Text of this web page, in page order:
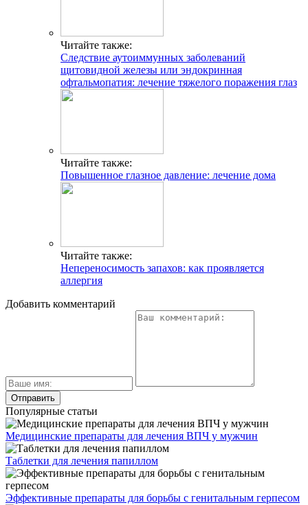
Читайте также:
Следствие аутоиммунных заболеваний
щитовидной железы или эндокринная
офтальмопатия: лечение тяжелого поражения глаз
Читайте также:
Повышенное глазное давление: лечение дома
Читайте также:
Непереносимость запахов: как проявляется
аллергия
Добавить комментарий
Популярные статьи
Медицинские препараты для лечения ВПЧ у мужчин
Таблетки для лечения папиллом
Эффективные препараты для борьбы с генитальным герпесом